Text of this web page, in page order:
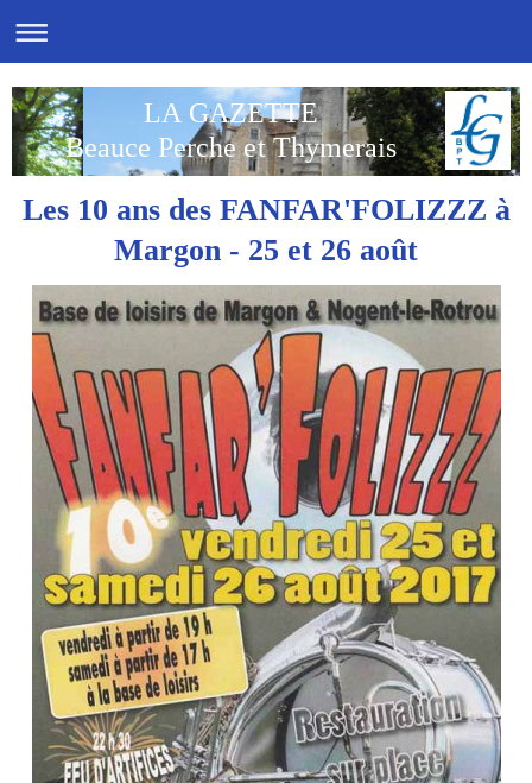
LA GAZETTE
Beauce Perche et Thymerais
Les 10 ans des FANFAR'FOLIZZZ à
Margon - 25 et 26 août